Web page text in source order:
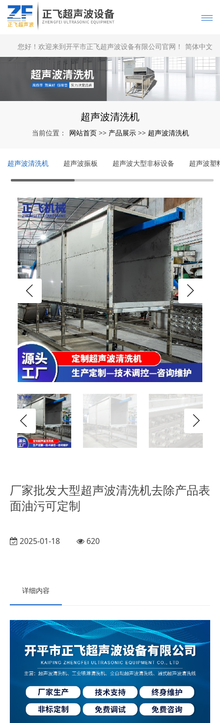
您好！欢迎来到开平市正飞超声波设备有限公司官网！ 简体中文
| English
超声波清洗机
当前位置： 网站首页 >> 产品展示 >> 超声波清洗机
超声波清洗机 超声波振板 超声波大型非标设备 超声波塑
厂家批发大型超声波清洗机去除产品表
面油污可定制
2025-01-18 620
详细内容